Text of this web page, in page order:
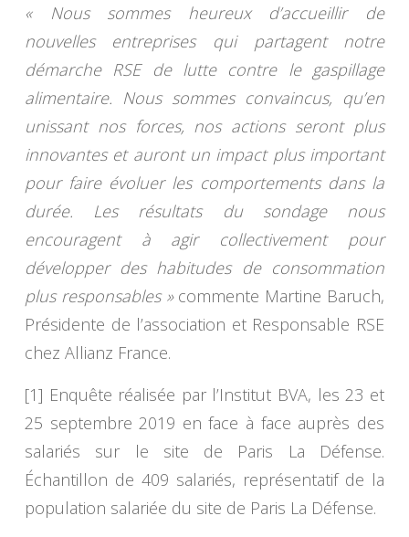
« Nous sommes heureux d’accueillir de
nouvelles entreprises qui partagent notre
démarche RSE de lutte contre le gaspillage
alimentaire. Nous sommes convaincus, qu’en
unissant nos forces, nos actions seront plus
innovantes et auront un impact plus important
pour faire évoluer les comportements dans la
durée. Les résultats du sondage nous
encouragent à agir collectivement pour
développer des habitudes de consommation
plus responsables »commente Martine Baruch,
Présidente de l’association et Responsable RSE
chez Allianz France.
[1] Enquête réalisée par l’Institut BVA, les 23 et
25 septembre 2019 en face à face auprès des
salariés sur le site de Paris La Défense.
Échantillon de 409 salariés, représentatif de la
population salariée du site de Paris La Défense.